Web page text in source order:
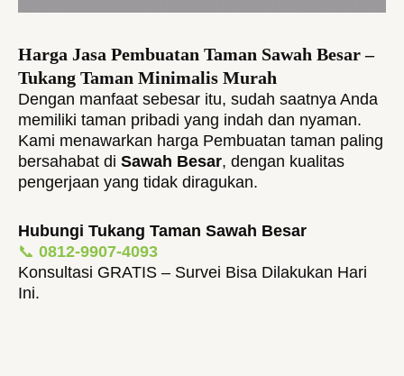
Harga Jasa Pembuatan Taman Sawah Besar –
Tukang Taman Minimalis Murah
Dengan manfaat sebesar itu, sudah saatnya Anda
memiliki taman pribadi yang indah dan nyaman.
Kami menawarkan harga Pembuatan taman paling
bersahabat di Sawah Besar, dengan kualitas
pengerjaan yang tidak diragukan.
Hubungi Tukang Taman Sawah Besar
📞 0812-9907-4093
Konsultasi GRATIS – Survei Bisa Dilakukan Hari
Ini.